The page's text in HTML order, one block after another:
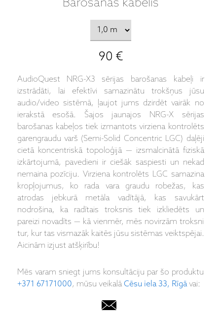
Barošanas kabelis
90 €
AudioQuest NRG-X3 sērijas barošanas kabeļi ir
izstrādāti, lai efektīvi samazinātu trokšņus jūsu
audio/video sistēmā, ļaujot jums dzirdēt vairāk no
ierakstā esošā. Šajos jaunajos NRG-X sērijas
barošanas kabeļos tiek izmantots virziena kontrolēts
garengraudu varš (Semi-Solid Concentric LGC) daļēji
cietā koncentriskā topoloģijā — izsmalcinātā fiziskā
izkārtojumā, pavedieni ir ciešāk saspiesti un nekad
nemaina pozīciju. Virziena kontrolēts LGC samazina
kropļojumus, ko rada vara graudu robežas, kas
atrodas jebkurā metāla vadītājā, kas savukārt
nodrošina, ka radītais troksnis tiek izkliedēts un
pareizi novadīts — kā vienmēr, mēs novirzām troksni
tur, kur tas vismazāk kaitēs jūsu sistēmas veiktspējai.
Aicinām izjust atšķirību!
Mēs varam sniegt jums konsultāciju par šo produktu
+371 67171000, mūsu veikalāCēsu iela 33, Rīgāvai: